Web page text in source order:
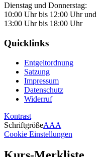
Dienstag und Donnerstag:
10:00 Uhr bis 12:00 Uhr und
13:00 Uhr bis 18:00 Uhr
Quicklinks
Entgeltordnung
Satzung
Impressum
Datenschutz
Widerruf
Kontrast
SchriftgrößeAAA
Cookie Einstellungen